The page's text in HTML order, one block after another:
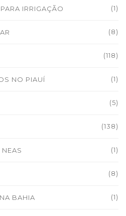
IRRIGAÇÃO (1)
(8)
(118)
NO PIAUÍ (1)
(5)
(138)
(1)
(8)
BAHIA (1)